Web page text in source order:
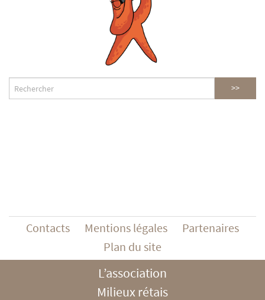
Contacts Mentions légales
Partenaires
Plan du site
L’association
Milieux rétais